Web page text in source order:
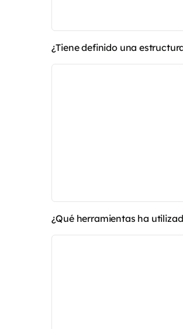
¿Tiene definido una
¿Qué herramientas ha